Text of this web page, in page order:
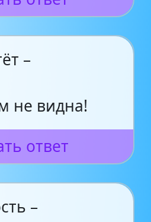
–
не видна!
ответ
–